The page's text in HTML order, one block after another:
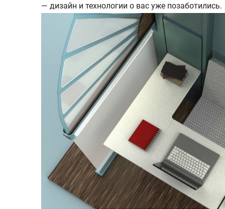
— дизайн и технологии о вас уже позаботились.